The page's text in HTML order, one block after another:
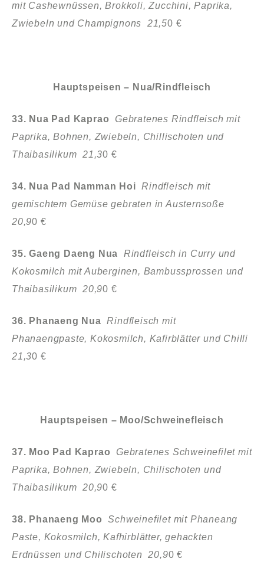
mit Cashewnüssen, Brokkoli, Zucchini, Paprika,
Zwiebeln und Champignons 21,50 €
Hauptspeisen – Nua/Rindfleisch
33. Nua Pad Kaprao Gebratenes Rindfleisch mit
Paprika, Bohnen, Zwiebeln, Chillischoten und
Thaibasilikum 21,30 €
34. Nua Pad Namman Hoi
Rindfleisch mit
gemischtem Gemüse gebraten in Austernsoße
20,90 €
35. Gaeng Daeng Nua
Rindfleisch in Curry und
Kokosmilch mit Auberginen, Bambussprossen und
Thaibasilikum 20,90 €
36. Phanaeng Nua
Rindfleisch mit
Phanaengpaste, Kokosmilch, Kafirblätter und Chilli
21,30 €
Hauptspeisen – Moo/Schweinefleisch
37. Moo Pad Kaprao Gebratenes Schweinefilet mit
Paprika, Bohnen, Zwiebeln, Chilischoten und
Thaibasilikum 20,90 €
38. Phanaeng Moo
Schweinefilet mit Phaneang
Paste, Kokosmilch,Kafhirblätter, gehackten
Erdnüssen und Chilischoten 20,90 €